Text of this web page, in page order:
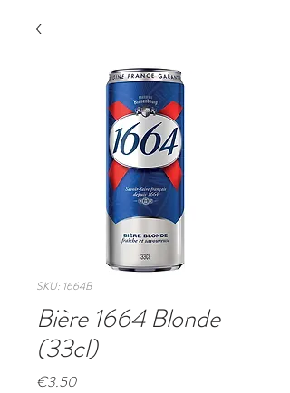
SKU: 1664B
Bière 1664 Blonde
(33cl)
€3.50Price